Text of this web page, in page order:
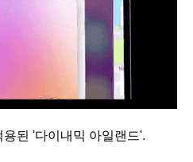
된 '다이내믹 아일랜드'.